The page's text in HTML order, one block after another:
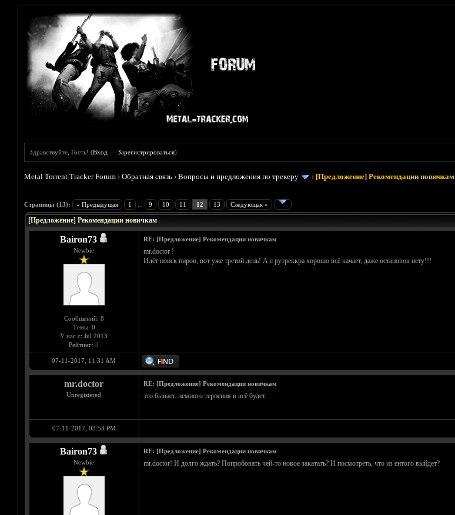
Здравствуйте, Гость! (Вход —Зарегистрироваться)
Metal Torrent Tracker Forum ›Обратная связь ›Вопросы и предложения по трекеру › [Предложение] Рекомендации новичкам
Страницы (13): « Предыдущая 1 9 10 11 12 13 Следующая »
Голосов: 4 - Средняя оценка: 2.5
1
2
3
4
5
[Предложение] Рекомендации новичкам
Bairon73
Newbie
Сообщений: 8
Темы: 0
У нас с: Jul 2013
Рейтинг: 0
RE: [Предложение] Рекомендации новичкам
mr.doctor !
Идёт поиск пиров, вот уже третий день! А с рутреккра хорошо всё качает, даже остановок нету!!!
07-11-2017, 11:31 AM
mr.doctor
Unregistered
RE: [Предложение] Рекомендации новичкам
это бывает. немного терпения и всё будет.
07-11-2017, 03:53 PM
Bairon73
Newbie
RE: [Предложение] Рекомендации новичкам
mr.doctor! И долго ждать? Попробовать чей-то новое закатать? И посмотреть, что из ентого выйдет?